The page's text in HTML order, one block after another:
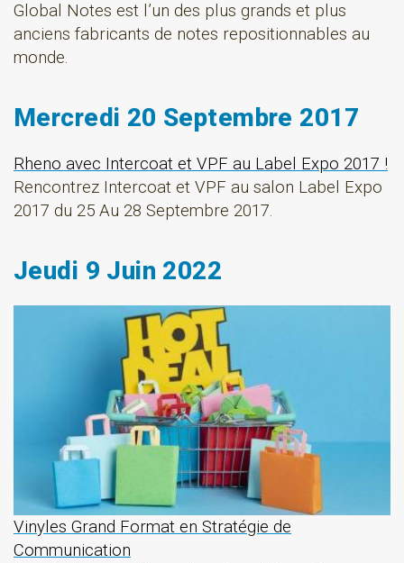
Global Notes est l’un des plus grands et plus
anciens fabricants de notes repositionnables au
monde.
Mercredi 20 Septembre 2017
Rheno avec Intercoat et VPF au Label Expo 2017 !
Rencontrez Intercoat et VPF au salon Label Expo
2017 du 25 Au 28 Septembre 2017.
Jeudi 9 Juin 2022
Vinyles Grand Format en Stratégie de
Communication